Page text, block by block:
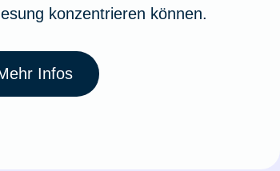
Weil du wichtig bist
konzentrieren können.
Infos